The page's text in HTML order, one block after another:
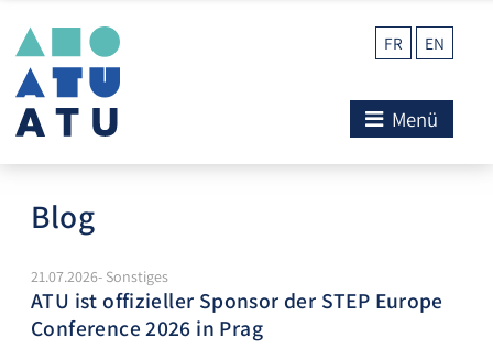
FR EN
Menü
Blog
21.07.2026- Sonstiges
ATU ist offizieller Sponsor der STEP Europe
Conference 2026 in Prag